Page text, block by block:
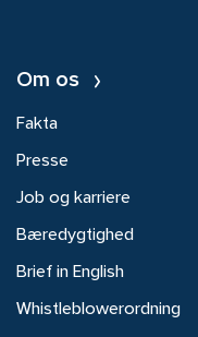
Om os
Fakta
Presse
Job og karriere
Bæredygtighed
Brief in English
Whistleblowerordning